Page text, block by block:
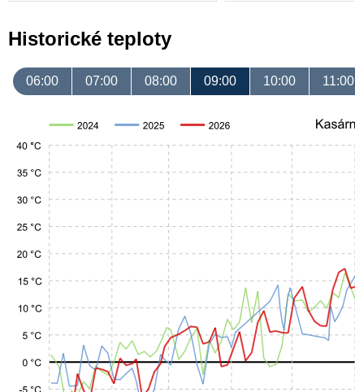
Historické teploty
06:00 07:00 08:00 09:00 10:00 11:00